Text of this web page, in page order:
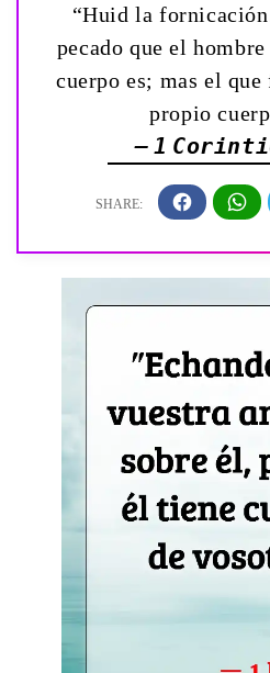
“Huid la
pecado que el
cuerpo es; mas el
propio
— 1